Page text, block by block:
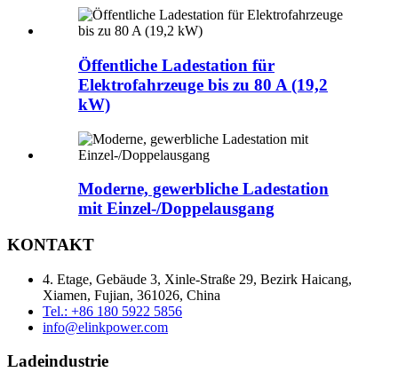
Öffentliche Ladestation für
Elektrofahrzeuge bis zu 80 A (19,2
kW)
Moderne, gewerbliche Ladestation
mit Einzel-/Doppelausgang
KONTAKT
4. Etage, Gebäude 3, Xinle-Straße 29, Bezirk Haicang,
Xiamen, Fujian, 361026, China
Tel.: +86 180 5922 5856
info@elinkpower.com
Ladeindustrie